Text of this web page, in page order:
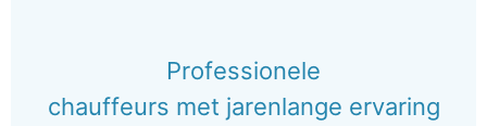
Professionele
chauffeurs met jarenlange ervaring